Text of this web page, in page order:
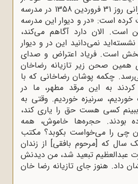
این ماجرا را در سخنرانی روز 31 فروردین 1358 در مدرسه
کرده است: «در و دیوار این مدرسه
ساله من است. الان دارد آگاهم می‌کند،
نمی‌دانید این در و دیوار
است. فریاد اعتراض و صدای
همین صحن زیر تازیانه رضاخان
چکمه پوشان رضاخانی که با
به این مرقد مطهر، ما در
سرنیزه خوردیم. وقتی به
کسی هست حق را یاری کند،
بودند. حجره‌ها خاموش، همه
چی را می‌خواست بکوبد؟ مکتب
سال که [مرحوم بافقی] از زندان
عبدالعظیم تبعید شد، من دیدنش
داد. هنوز جای تازیانه رضا خان